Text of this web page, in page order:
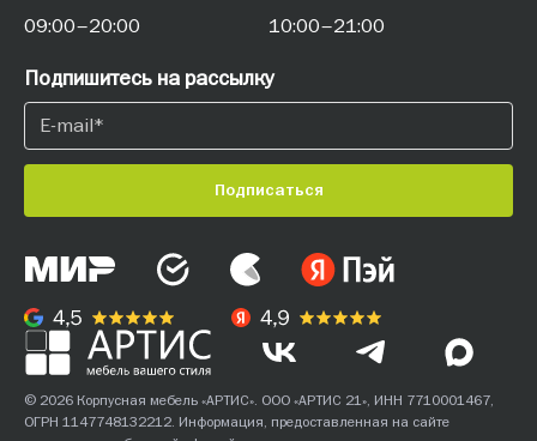
09:00–20:00
10:00–21:00
Подпишитесь на рассылку
Подписаться
© 2026 Корпусная мебель «АРТИС». ООО «АРТИС 21», ИНН 7710001467,
ОГРН 1147748132212. Информация, предоставленная на сайте